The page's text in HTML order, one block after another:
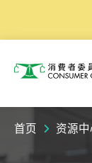
消费者委员
首页 资源